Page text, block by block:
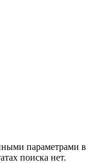
параметрами в
поиска нет.